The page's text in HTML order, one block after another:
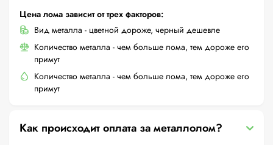
Цена лома зависит от трех факторов:
Вид металла - цветной дороже, черный дешевле
Количество металла - чем больше лома, тем дороже его
примут
Количество металла - чем больше лома, тем дороже его
примут
Как происходит оплата за металлолом?